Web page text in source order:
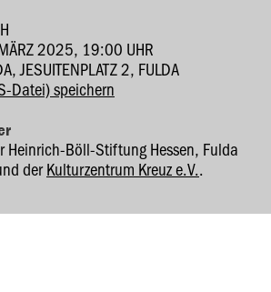
2025, 19:00 UHR
JESUITENPLATZ 2, FULDA
Datei) speichern
Heinrich-Böll-Stiftung Hessen, Fulda
derKulturzentrum Kreuz e.V..